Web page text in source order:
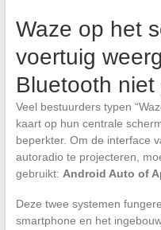
Waze op het
voertuig
Bluetooth
Veel bestuurders typen
kaart op hun centrale
beperkter. Om de interface
autoradio te projecteren,
gebruikt: Android Auto of
Deze twee systemen
smartphone en het